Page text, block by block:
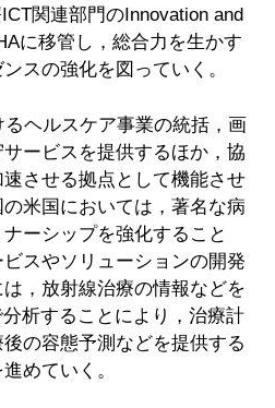
関連部門のInnovation and
に移管し，総合力を生かす
スの強化を図っていく。
ヘルスケア事業の統括，画
ービスを提供するほか，協
させる拠点として機能させ
米国においては，著名な病
ーシップを強化すること
スやソリューションの開発
，放射線治療の情報などを
析することにより，治療計
の容態予測などを提供する
めていく。